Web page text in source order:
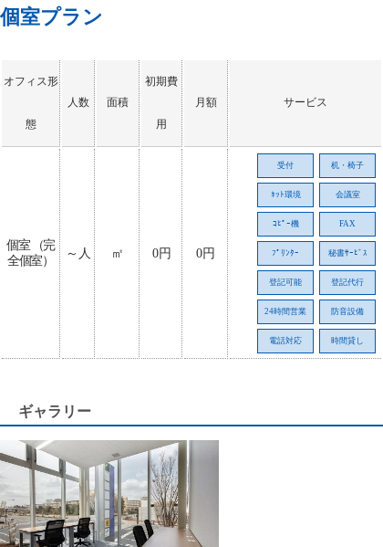
個室プラン
オフィス形
態
人数 面積
初期費
用
月額 サービス
個室 （完
全個室）
～人 ㎡ 0円 0円
受付 机・椅子
ﾈｯﾄ環境 会議室
ｺﾋﾟｰ機 FAX
ﾌﾟﾘﾝﾀｰ 秘書ｻｰﾋﾞｽ
登記可能 登記代行
24時間営業 防音設備
電話対応 時間貸し
ギャラリー